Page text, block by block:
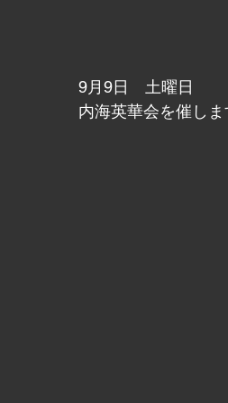
9月9日　土曜日
内海英華会を催し